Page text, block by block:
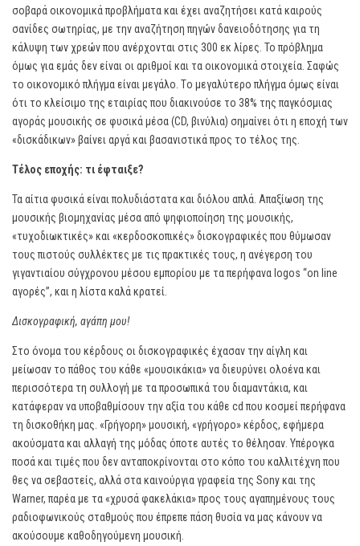
σοβαρά οικονομικά προβλήματα και έχει αναζητήσει κατά καιρούς
σανίδες σωτηρίας, με την αναζήτηση πηγών δανειοδότησης για τη
κάλυψη των χρεών που ανέρχονται στις 300 εκ λίρες. Το πρόβλημα
όμως για εμάς δεν είναι οι αριθμοί και τα οικονομικά στοιχεία. Σαφώς
το οικονομικό πλήγμα είναι μεγάλο. Tο μεγαλύτερο πλήγμα όμως είναι
ότι το κλείσιμο της εταιρίας που διακινούσε το 38% της παγκόσμιας
αγοράς μουσικής σε φυσικά μέσα (CD, βινύλια) σημαίνει ότι η εποχή των
«δισκάδικων» βαίνει αργά και βασανιστικά προς το τέλος της.
Τέλος εποχής: τι έφταιξε?
Τα αίτια φυσικά είναι πολυδιάστατα και διόλου απλά. Απαξίωση της
μουσικής βιομηχανίας μέσα από ψηφιοποίηση της μουσικής,
«τυχοδιωκτικές» και «κερδοσκοπικές» δισκογραφικές που θύμωσαν
τους πιστούς συλλέκτες με τις πρακτικές τους, η ανέγερση του
γιγαντιαίου σύγχρονου μέσου εμπορίου με τα περήφανα logos “on line
αγορές”, και η λίστα καλά κρατεί.
Δισκογραφική, αγάπη μου!
Στο όνομα του κέρδους οι δισκογραφικές έχασαν την αίγλη και
μείωσαν το πάθος του κάθε «μουσικάκια» να διευρύνει ολοένα και
περισσότερα τη συλλογή με τα προσωπικά του διαμαντάκια, και
κατάφεραν να υποβαθμίσουν την αξία του κάθε cd που κοσμεί περήφανα
τη δισκοθήκη μας. «Γρήγορη» μουσική, «γρήγορο» κέρδος, εφήμερα
ακούσματα και αλλαγή της μόδας όποτε αυτές το θέλησαν. Υπέρογκα
ποσά και τιμές που δεν ανταποκρίνονται στο κόπο του καλλιτέχνη που
θες να σεβαστείς, αλλά στα καινούργια γραφεία της Sony και της
Warner, παρέα με τα «χρυσά φακελάκια» προς τους αγαπημένους τους
ραδιοφωνικούς σταθμούς που έπρεπε πάση θυσία να μας κάνουν να
ακούσουμε καθοδηγούμενη μουσική.